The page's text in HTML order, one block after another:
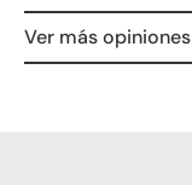
Ver más opiniones